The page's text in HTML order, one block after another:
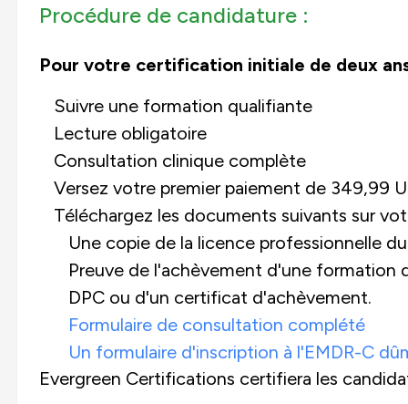
Procédure de candidature :
Pour votre certification initiale de deux
Suivre une formation qualifiante
Lecture obligatoire
Consultation clinique complète
Versez votre premier paiement de 349,99
Téléchargez les documents suivants sur
Une copie de la licence professionnelle
Preuve de l'achèvement d'une
DPC ou d'un certificat d'achèvement.
Formulaire de consultation complété
Un formulaire d'inscription à l'EMDR-C
Evergreen Certifications certifiera les